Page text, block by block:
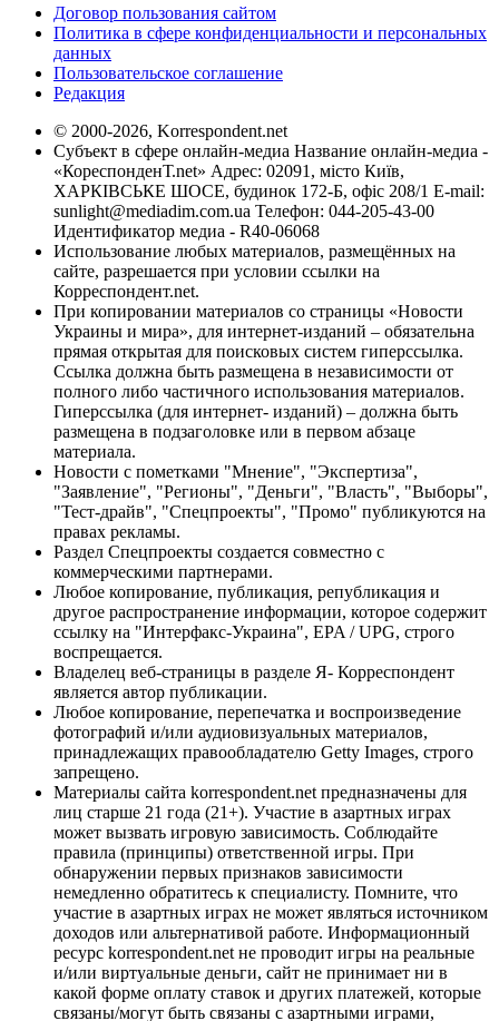
Договор пользования сайтом
Политика в сфере конфиденциальности и персональных
данных
Пользовательское соглашение
Редакция
© 2000-2026, Korrespondent.net
Субъект в сфере онлайн-медиа Название онлайн-медиа -
«КореспонденТ.net» Адрес: 02091, місто Київ,
ХАРКІВСЬКЕ ШОСЕ, будинок 172-Б, офіс 208/1 E-mail:
sunlight@mediadim.com.ua Телефон: 044-205-43-00
Идентификатор медиа - R40-06068
Использование любых материалов, размещённых на
сайте, разрешается при условии ссылки на
Корреспондент.net.
При копировании материалов со страницы «Новости
Украины и мира», для интернет-изданий – обязательна
прямая открытая для поисковых систем гиперссылка.
Ссылка должна быть размещена в независимости от
полного либо частичного использования материалов.
Гиперссылка (для интернет- изданий) – должна быть
размещена в подзаголовке или в первом абзаце
материала.
Новости с пометками "Мнение", "Экспертиза",
"Заявление", "Регионы", "Деньги", "Власть", "Выборы",
"Тест-драйв", "Спецпроекты", "Промо" публикуются на
правах рекламы.
Раздел Спецпроекты создается совместно с
коммерческими партнерами.
Любое копирование, публикация, републикация и
другое распространение информации, которое содержит
ссылку на "Интерфакс-Украина", EPA / UPG, строго
воспрещается.
Владелец веб-страницы в разделе Я- Корреспондент
является автор публикации.
Любое копирование, перепечатка и воспроизведение
фотографий и/или аудиовизуальных материалов,
принадлежащих правообладателю Getty Images, строго
запрещено.
Материалы сайта korrespondent.net предназначены для
лиц старше 21 года (21+). Участие в азартных играх
может вызвать игровую зависимость. Соблюдайте
правила (принципы) ответственной игры. При
обнаружении первых признаков зависимости
немедленно обратитесь к специалисту. Помните, что
участие в азартных играх не может являться источником
доходов или альтернативой работе. Информационный
ресурс korrespondent.net не проводит игры на реальные
и/или виртуальные деньги, сайт не принимает ни в
какой форме оплату ставок и других платежей, которые
связаны/могут быть связаны с азартными играми,